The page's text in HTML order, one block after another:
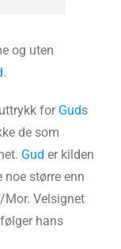
og uten
.
for Guds
de som
Gud er kilden
større enn
Mor. Velsignet
hans